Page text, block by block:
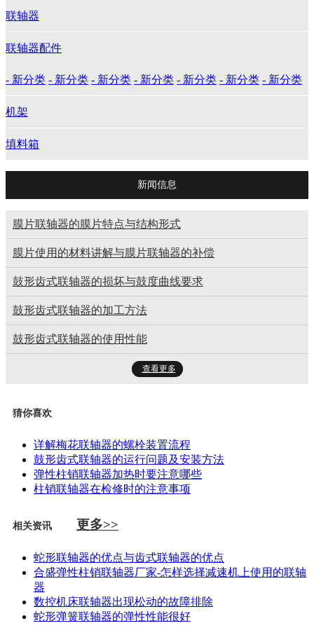
联轴器
联轴器配件
- 新分类 - 新分类 - 新分类 - 新分类 - 新分类 - 新分类 - 新分类
机架
填料箱
新闻信息
膜片联轴器的膜片特点与结构形式
膜片使用的材料讲解与膜片联轴器的补偿
鼓形齿式联轴器的损坏与鼓度曲线要求
鼓形齿式联轴器的加工方法
鼓形齿式联轴器的使用性能
查看更多
猜你喜欢
详解梅花联轴器的螺栓装置流程
鼓形齿式联轴器的运行问题及安装方法
弹性柱销联轴器加热时要注意哪些
柱销联轴器在检修时的注意事项
相关资讯 更多>>
蛇形联轴器的优点与齿式联轴器的优点
合盛弹性柱销联轴器厂家-怎样选择减速机上使用的联轴
器
数控机床联轴器出现松动的故障排除
蛇形弹簧联轴器的弹性性能很好